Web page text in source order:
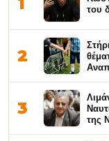
του
2
3
της